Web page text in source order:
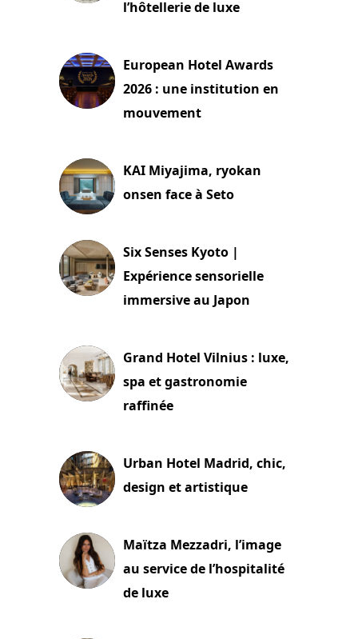
l’hôtellerie de luxe
European Hotel Awards
2026 : une institution en
mouvement
KAI Miyajima, ryokan
onsen face à Seto
Six Senses Kyoto |
Expérience sensorielle
immersive au Japon
Grand Hotel Vilnius : luxe,
spa et gastronomie
raffinée
Urban Hotel Madrid, chic,
design et artistique
Maïtza Mezzadri, l’image
au service de l’hospitalité
de luxe